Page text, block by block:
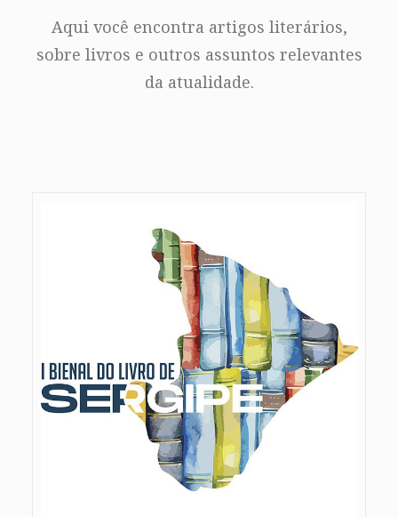
Aqui você encontra artigos literários,
sobre livros e outros assuntos relevantes
da atualidade.